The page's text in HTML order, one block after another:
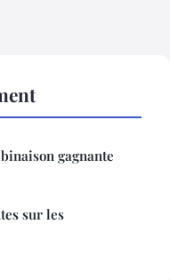
gagnante
sur les